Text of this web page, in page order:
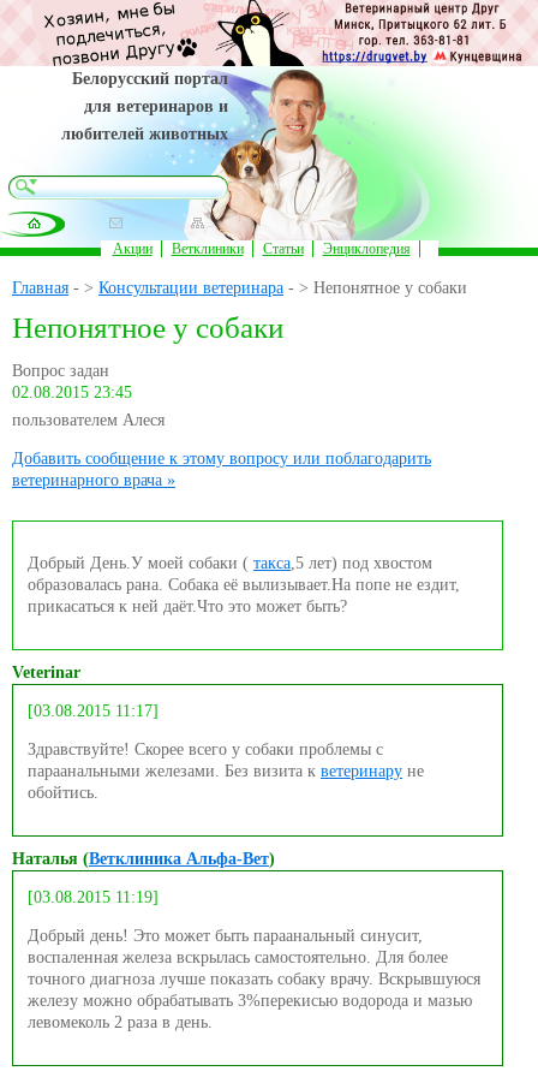
Белорусский портал
для ветеринаров и
любителей животных
Главная - > Консультации ветеринара - > Непонятное у собаки
Непонятное у собаки
Вопрос задан
02.08.2015 23:45
пользователем Алеся
Добавить сообщение к этому вопросу или поблагодарить
ветеринарного врача »
Добрый День.У моей собаки ( такса,5 лет) под хвостом
образовалась рана. Собака её вылизывает.На попе не ездит,
прикасаться к ней даёт.Что это может быть?
Veterinar
[03.08.2015 11:17]
Здравствуйте! Скорее всего у собаки проблемы с
параанальными железами. Без визита к ветеринару не
обойтись.
Наталья (Ветклиника Альфа-Вет)
[03.08.2015 11:19]
Добрый день! Это может быть параанальный синусит,
воспаленная железа вскрылась самостоятельно. Для более
точного диагноза лучше показать собаку врачу. Вскрывшуюся
железу можно обрабатывать 3%перекисью водорода и мазью
левомеколь 2 раза в день.
Акции Ветклиники Статьи Энциклопедия